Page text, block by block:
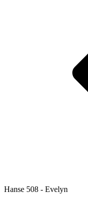
Hanse 508 - Evelyn